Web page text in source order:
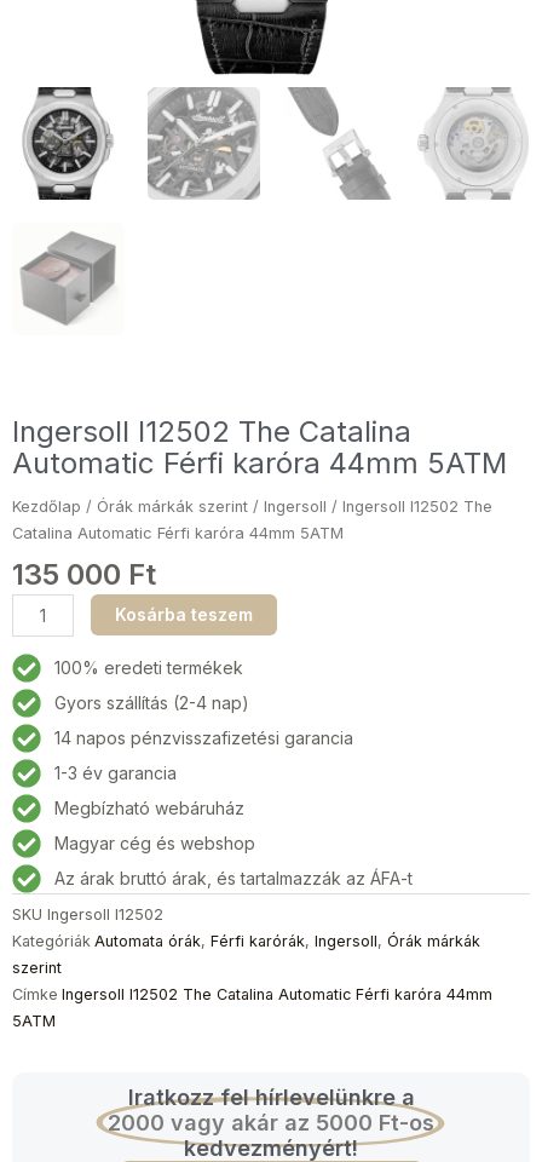
Ingersoll I12502 The Catalina
Automatic Férfi karóra 44mm 5ATM
Kezdőlap / Órák márkák szerint / Ingersoll / Ingersoll I12502 The
Catalina Automatic Férfi karóra 44mm 5ATM
135 000 Ft
Ingersoll
I12502
The
Catalina
Automatic
Férfi
karóra
44mm
5ATM
mennyiség
Kosárba teszem
100% eredeti termékek
Gyors szállítás (2-4 nap)
14 napos pénzvisszafizetési garancia
1-3 év garancia
Megbízható webáruház
Magyar cég és webshop
Az árak bruttó árak, és tartalmazzák az ÁFA-t
SKU Ingersoll I12502
Kategóriák Automata órák, Férfi karórák, Ingersoll, Órák márkák
szerint
Címke Ingersoll I12502 The Catalina Automatic Férfi karóra 44mm
5ATM
Iratkozz fel hírlevelünkre a
2000 vagy akár az 5000 Ft-os
kedvezményért!